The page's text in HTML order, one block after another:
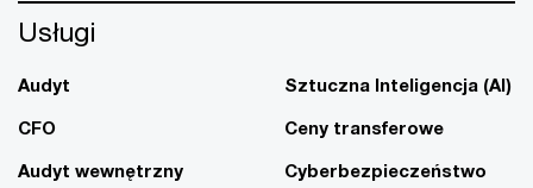
Usługi
Audyt
CFO
Audyt wewnętrzny
Sztuczna Inteligencja (AI)
Ceny transferowe
Cyberbezpieczeństwo